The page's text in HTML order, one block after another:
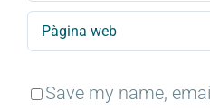
Save my name,